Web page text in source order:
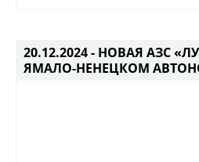
20.12.2024 - НОВАЯ АЗС
ЯМАЛО-НЕНЕЦКОМ